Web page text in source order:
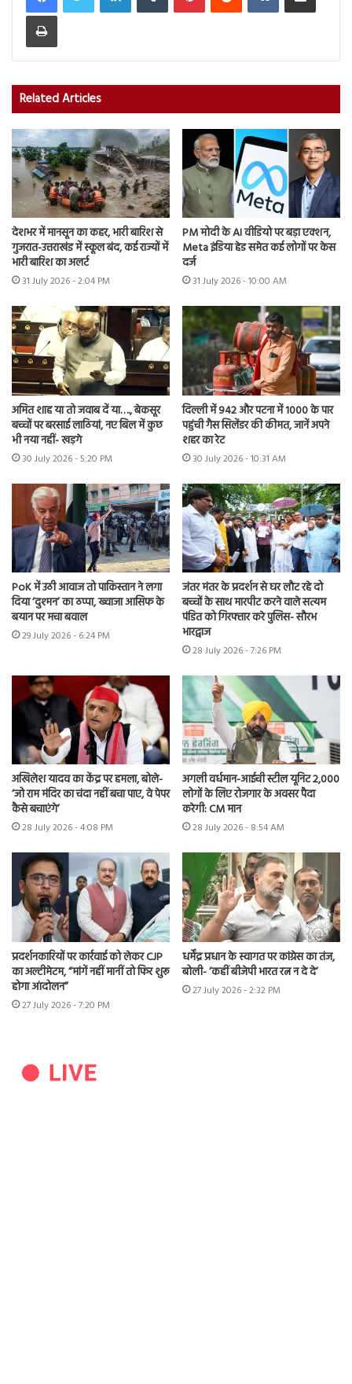
Print
Related Articles
देशभर में मानसून का कहर, भारी बारिश से
गुजरात-उत्तराखंड में स्कूल बंद, कई राज्यों में
भारी बारिश का अलर्ट
31 July 2026 - 2:04 PM
PM मोदी के AI वीडियो पर बड़ा एक्शन,
Meta इंडिया हेड समेत कई लोगों पर केस
दर्ज
31 July 2026 - 10:00 AM
अमित शाह या तो जवाब दें या…., बेकसूर
बच्चों पर बरसाई लाठियां, नए बिल में कुछ
भी नया नहीं- खड़गे
30 July 2026 - 5:20 PM
दिल्ली में 942 और पटना में 1000 के पार
पहुंची गैस सिलेंडर की कीमत, जानें अपने
शहर का रेट
30 July 2026 - 10:31 AM
PoK में उठी आवाज तो पाकिस्तान ने लगा
दिया ‘दुश्मन’ का ठप्पा, ख्वाजा आसिफ के
बयान पर मचा बवाल
29 July 2026 - 6:24 PM
जंतर मंतर के प्रदर्शन से घर लौट रहे दो
बच्चों के साथ मारपीट करने वाले सत्यम
पंडित को गिरफ्तार करे पुलिस- सौरभ
भारद्वाज
28 July 2026 - 7:26 PM
अखिलेश यादव का केंद्र पर हमला, बोले-
‘जो राम मंदिर का चंदा नहीं बचा पाए, वे पेपर
कैसे बचाएंगे’
28 July 2026 - 4:08 PM
अगली वर्धमान-आईची स्टील यूनिट 2,000
लोगों के लिए रोजगार के अवसर पैदा
करेगी: CM मान
28 July 2026 - 8:54 AM
प्रदर्शनकारियों पर कार्रवाई को लेकर CJP
का अल्टीमेटम, “मांगें नहीं मानीं तो फिर शुरू
होगा आंदोलन”
27 July 2026 - 7:20 PM
धर्मेंद्र प्रधान के स्वागत पर कांग्रेस का तंज,
बोली- ‘कहीं बीजेपी भारत रत्न न दे दे’
27 July 2026 - 2:32 PM